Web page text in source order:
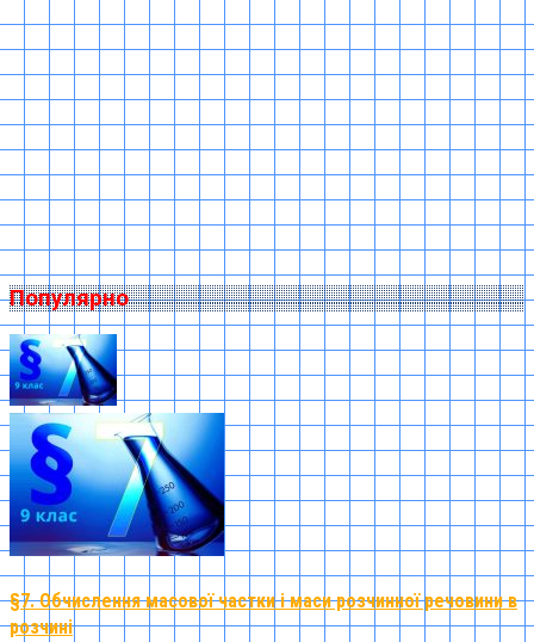
Популярно
§7. Обчислення масової частки і маси розчинної речовини в
розчині